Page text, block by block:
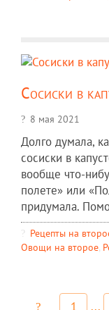
Сосиски в
8 мая 2021
Долго думала,
сосиски в
вообще что-
полете» или
придумала.
Рецепты на
Овощи на второе,
1 ...